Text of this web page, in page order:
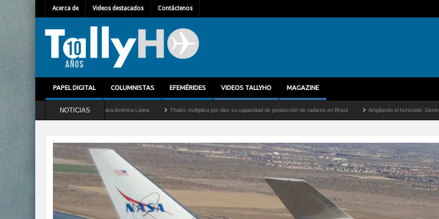
Acerca de Videos destacados Contáctenos
PAPEL DIGITAL COLUMNISTAS EFEMÉRIDES VIDEOS TALLYHO MAGAZINE
NOTICIAS
Director General para América Latina Thales multiplica por diez su capacidad de producción de radares en Brasil Ampliando el horizonte: Dentro del vuelo de